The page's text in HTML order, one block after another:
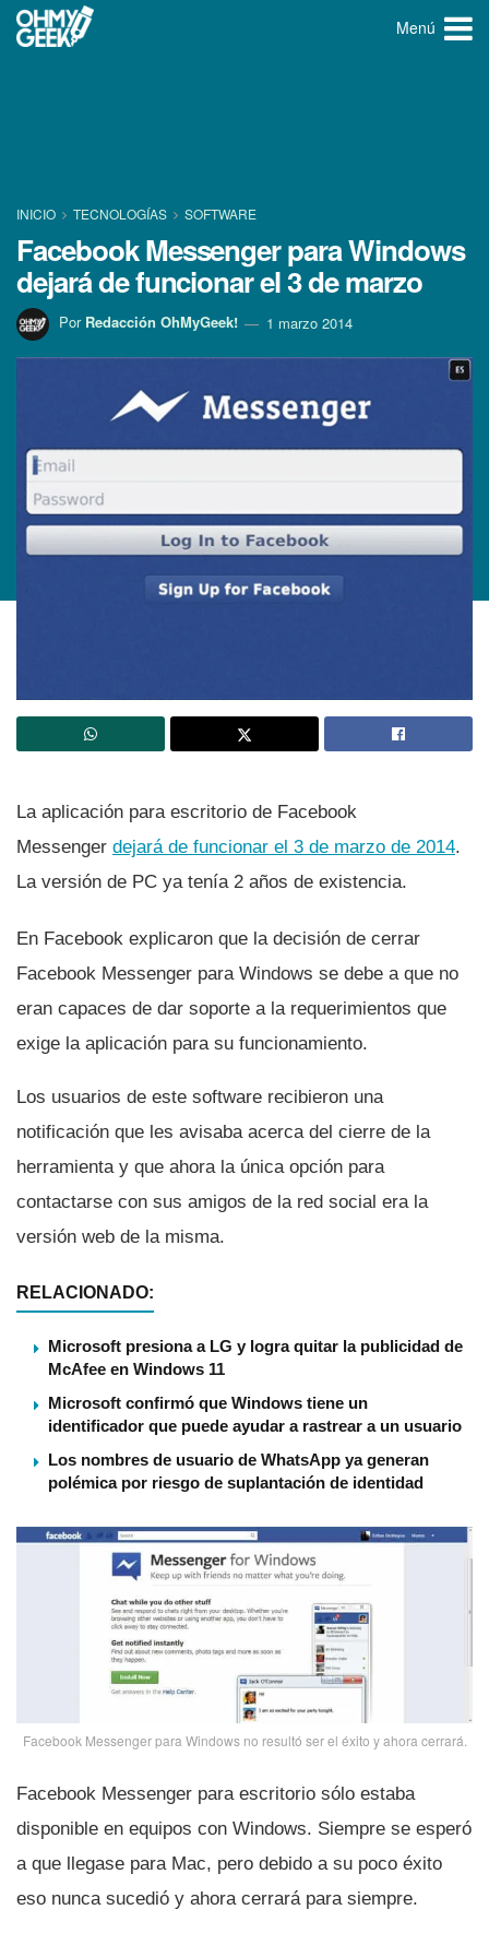
Menú
INICIO TECNOLOGÍ­AS SOFTWARE
Facebook Messenger para Windows
dejará de funcionar el 3 de marzo
Por Redacción OhMyGeek! 1 marzo 2014
La aplicación para escritorio de Facebook
Messenger dejará de funcionar el 3 de marzo de 2014.
La versión de PC ya tení­a 2 años de existencia.
En Facebook explicaron que la decisión de cerrar
Facebook Messenger para Windows se debe a que no
eran capaces de dar soporte a la requerimientos que
exige la aplicación para su funcionamiento.
Los usuarios de este software recibieron una
notificación que les avisaba acerca del cierre de la
herramienta y que ahora la única opción para
contactarse con sus amigos de la red social era la
versión web de la misma.
RELACIONADO:
Microsoft presiona a LG y logra quitar la publicidad de
McAfee en Windows 11
Microsoft confirmó que Windows tiene un
identificador que puede ayudar a rastrear a un usuario
Los nombres de usuario de WhatsApp ya generan
polémica por riesgo de suplantación de identidad
Facebook Messenger para Windows no resultó ser el éxito y ahora cerrará.
Facebook Messenger para escritorio sólo estaba
disponible en equipos con Windows. Siempre se esperó
a que llegase para Mac, pero debido a su poco éxito
eso nunca sucedió y ahora cerrará para siempre.